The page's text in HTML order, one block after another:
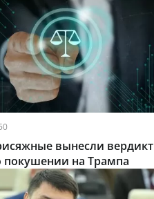
вынесли вердикт
покушении на Трампа